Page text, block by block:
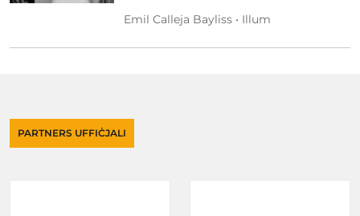
Emil Calleja Bayliss • Illum
PARTNERS UFFIĊJALI